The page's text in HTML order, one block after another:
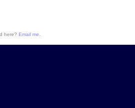
here? Email me